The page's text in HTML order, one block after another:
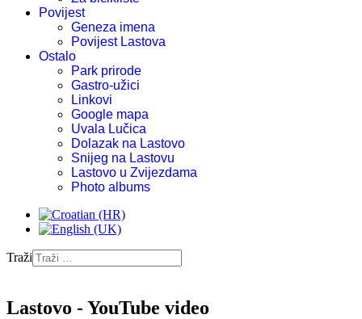
Povijest
Geneza imena
Povijest Lastova
Ostalo
Park prirode
Gastro-užici
Linkovi
Google mapa
Uvala Lučica
Dolazak na Lastovo
Snijeg na Lastovu
Lastovo u Zvijezdama
Photo albums
Traži
Lastovo - YouTube video